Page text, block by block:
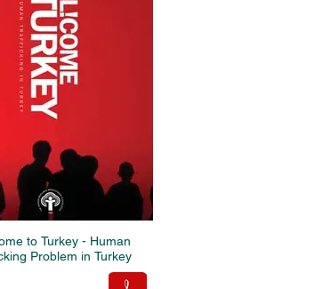
to Turkey - Human
Problem in Turkey